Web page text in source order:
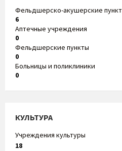
Фельдшерско-акушерские
6
Аптечные учреждения
0
Фельдшерские пункты
0
Больницы и поликлиники
0
КУЛЬТУРА
Учреждения культуры
18